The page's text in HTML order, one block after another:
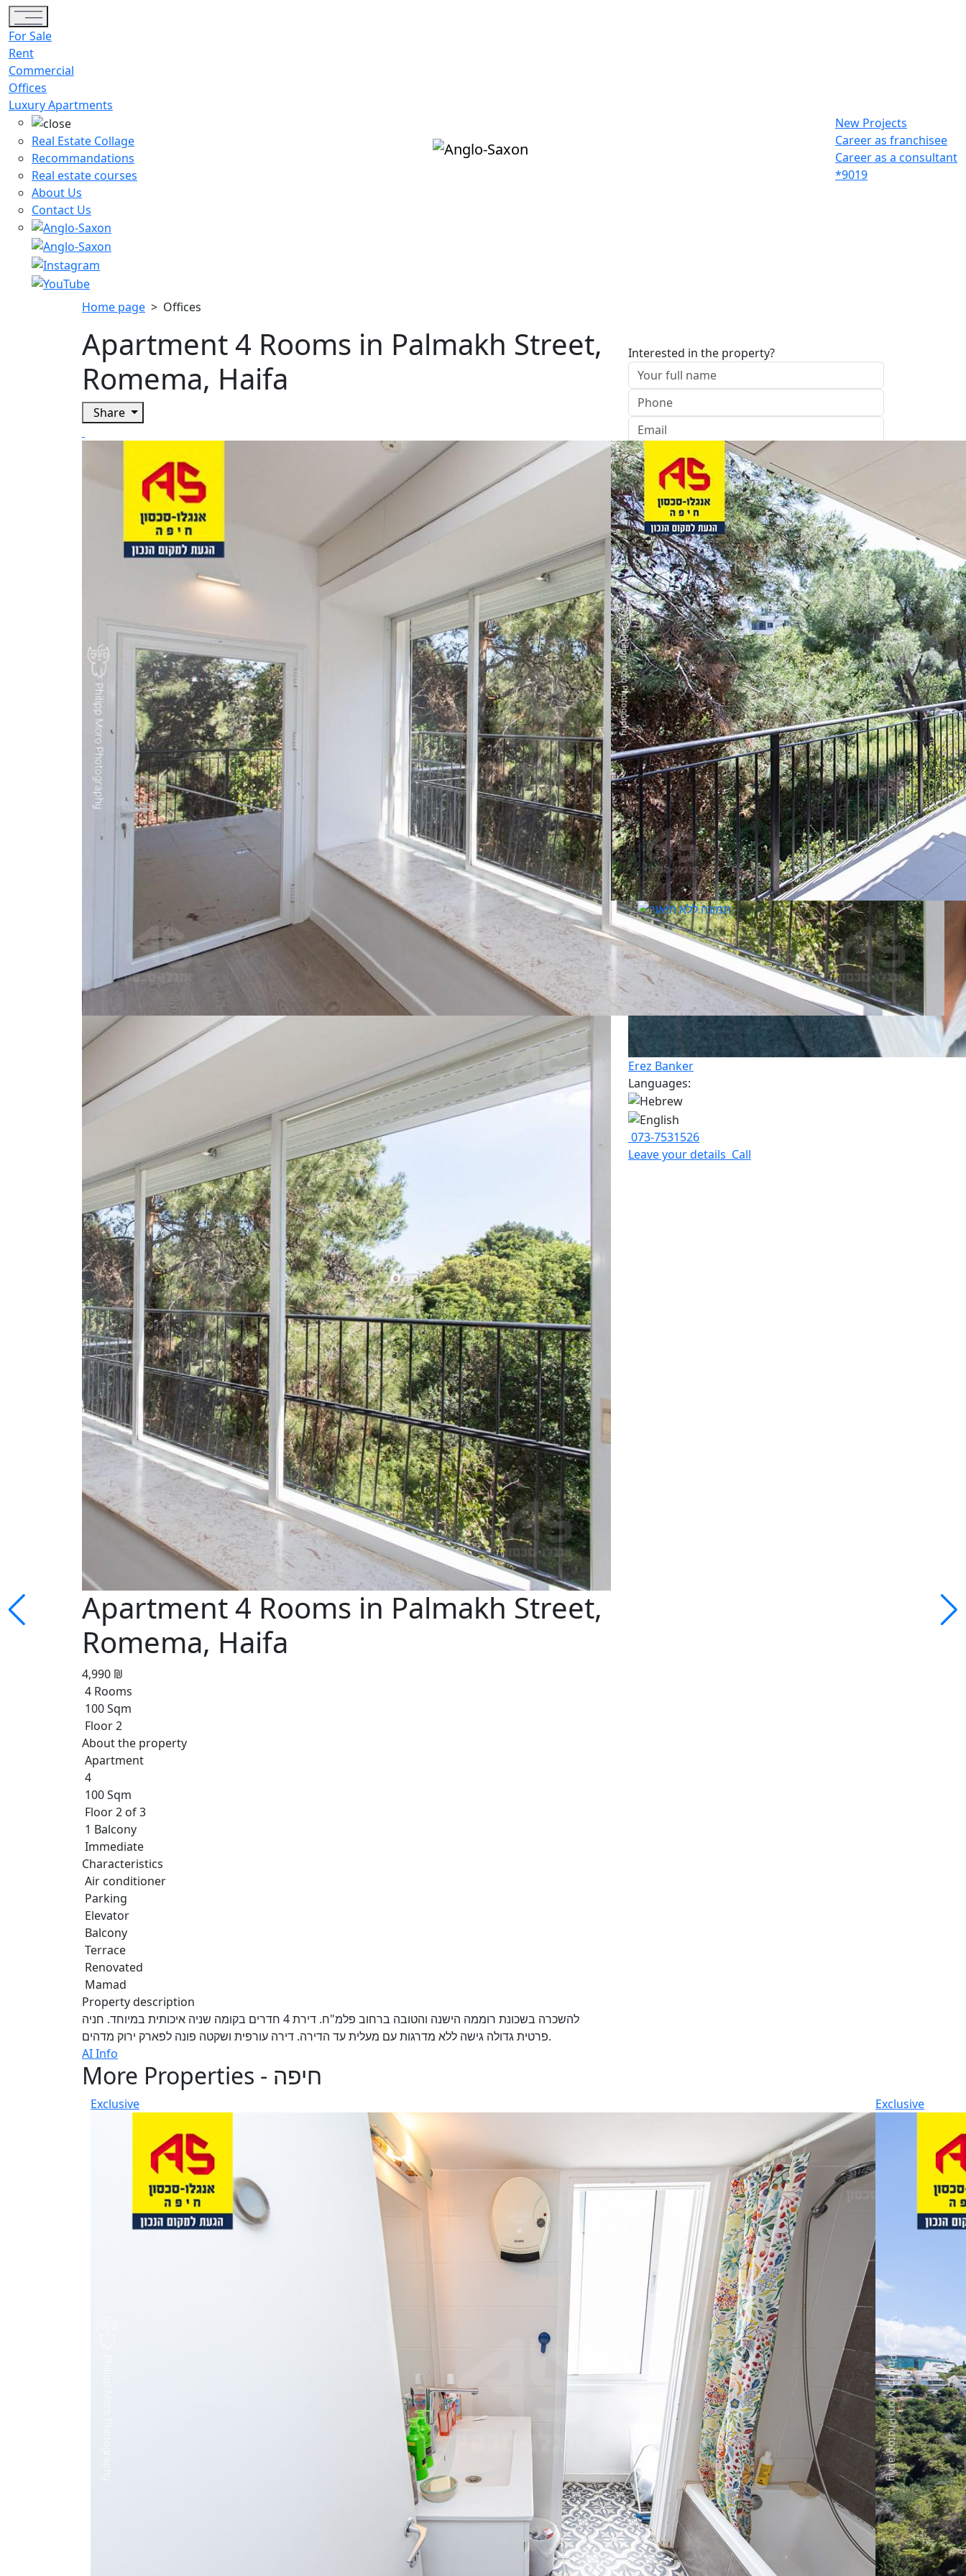
Toggle navigation
For Sale
Rent
Commercial
Offices
Luxury Apartments
Real Estate Collage
Recommandations
Real estate courses
About Us
Contact Us
New Projects
Career as franchisee
Career as a consultant
*9019
Home page > Offices
Apartment 4 Rooms in Palmakh Street,
Romema, Haifa
Share
Apartment 4 Rooms in Palmakh Street,
Romema, Haifa
4,990 ₪
4 Rooms
100 Sqm
Floor 2
About the property
Apartment
4
100 Sqm
Floor 2 of 3
1 Balcony
Immediate
Characteristics
Air conditioner
Parking
Elevator
Balcony
Terrace
Renovated
Mamad
Property description
להשכרה בשכונת רוממה הישנה והטובה ברחוב פלמ"ח. דירת 4 חדרים בקומה שניה איכותית במיוחד. חניה
פרטית גדולה גישה ללא מדרגות עם מעלית עד הדירה. דירה עורפית ושקטה פונה לפארק ירוק מדהים.
AI Info
Interested in the property?
I approve of the Company Privacy Policy
Send
Erez Banker
Languages:
073-7531526
Leave your details Call
More Properties - חיפה
Exclusive Exclusive